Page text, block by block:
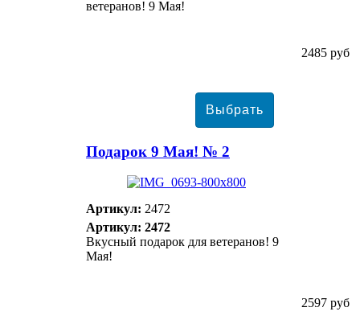
ветеранов! 9 Мая!
2485 руб
Подарок 9 Мая! № 2
Артикул: 2472
Артикул: 2472
Вкусный подарок для ветеранов! 9
Мая!
2597 руб